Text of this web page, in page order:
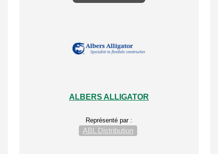
ALBERS ALLIGATOR
Représenté par :
ABL Distribution